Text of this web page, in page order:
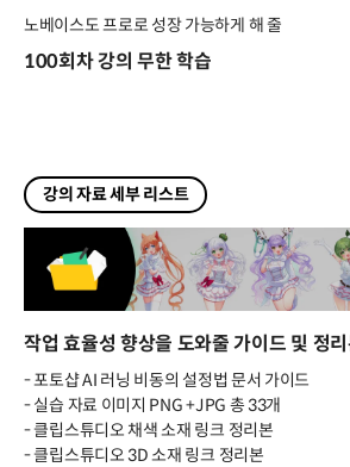
노베이스도 프로로 성장 가능하게 해 줄
100회차 강의 무한 학습
강의 자료 세부 리스트
작업 효율성 향상을 도와줄 가이드 및 정
- 포토샵 AI 러닝 비동의 설정법 문서 가이드
- 실습 자료 이미지 PNG +JPG 총 33개
- 클립스튜디오 채색 소재 링크 정리본
- 클립스튜디오 3D 소재 링크 정리본